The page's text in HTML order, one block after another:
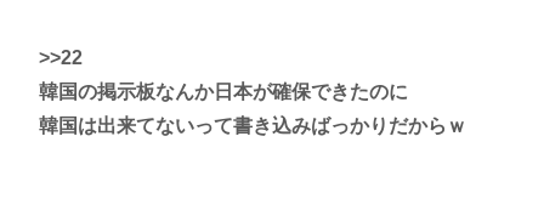
>>22
韓国の掲示板なんか日本が確保できたのに
韓国は出来てないって書き込みばっかりだからｗ